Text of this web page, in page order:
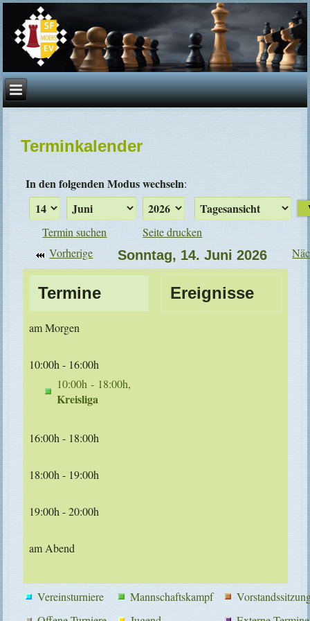
Terminkalender
In den folgenden Modus wechseln:
Termin suchen
Seite drucken
Vorherige
Sonntag, 14. Juni 2026
Termine
am Morgen
10:00h - 16:00h
10:00h - 18:00h,
Kreisliga
16:00h - 18:00h
18:00h - 19:00h
19:00h - 20:00h
am Abend
Ereignisse
Vereinsturniere Mannschaftskampf